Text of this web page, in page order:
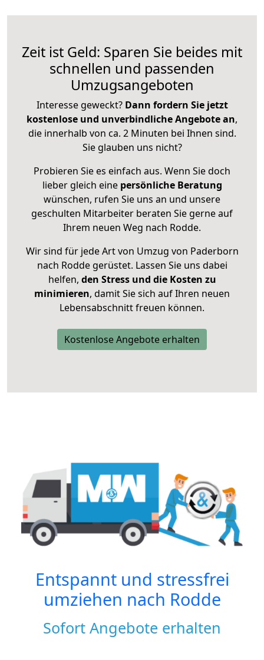
Zeit ist Geld: Sparen Sie beides mit
schnellen und passenden
Umzugsangeboten
Interesse geweckt? Dann fordern Sie jetzt
kostenlose und unverbindliche Angebote an,
die innerhalb von ca. 2 Minuten bei Ihnen sind.
Sie glauben uns nicht?
Probieren Sie es einfach aus. Wenn Sie doch
lieber gleich eine persönliche Beratung
wünschen, rufen Sie uns an und unsere
geschulten Mitarbeiter beraten Sie gerne auf
Ihrem neuen Weg nach Rodde.
Wir sind für jede Art von Umzug von Paderborn
nach Rodde gerüstet. Lassen Sie uns dabei
helfen, den Stress und die Kosten zu
minimieren, damit Sie sich auf Ihren neuen
Lebensabschnitt freuen können.
Kostenlose Angebote erhalten
Entspannt und stressfrei
umziehen nach Rodde
Sofort Angebote erhalten